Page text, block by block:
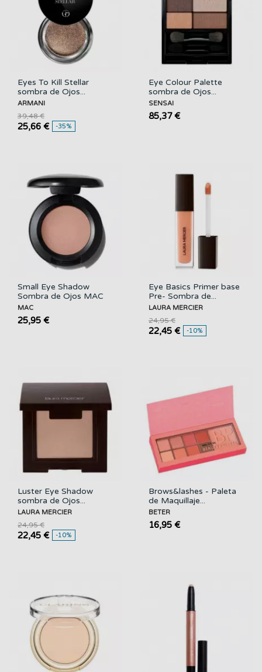
Eyes To Kill Stellar
sombra de Ojos...
ARMANI
25,66 €
39,48 €
-35%
Eye Colour Palette
sombra de Ojos...
SENSAI
85,37 €
Small Eye Shadow
Sombra de Ojos MAC
MAC
25,95 €
Eye Basics Primer base
Pre- Sombra de...
LAURA MERCIER
22,45 €
24,95 €
-10%
Luster Eye Shadow
sombra de Ojos...
LAURA MERCIER
22,45 €
24,95 €
-10%
Brows&lashes - Paleta
de Maquillaje...
BETER
16,95 €